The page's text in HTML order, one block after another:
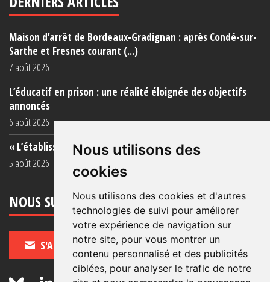
Nous utilisons des
cookies
Nous utilisons des cookies et d'autres
technologies de suivi pour améliorer
votre expérience de navigation sur
notre site, pour vous montrer un
contenu personnalisé et des publicités
ciblées, pour analyser le trafic de notre
Maison d’arrêt de Bordeaux-Gradignan : après Condé-sur-
Sarthe et Fresnes courant (...)
7 août 2026
L’éducatif en prison : une réalité éloignée des objectifs
annoncés
6 août 2026
« L’établissement est une porcherie totale »
5 août 2026
NOUS SUIVRE
S'ABONNER